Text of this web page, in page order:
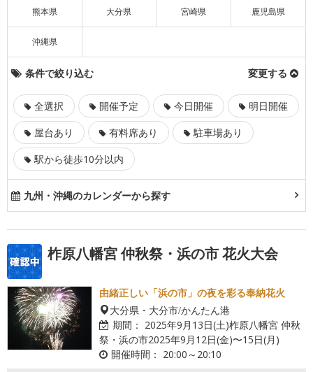
熊本県 大分県 宮崎県 鹿児島県
沖縄県
条件で絞り込む 変更する
全選択 開催予定 今日開催
明日開催
屋台あり
有料席あり
駐車場あり
駅から徒歩10分以内
九州・沖縄のカレンダーから探す
柞原八幡宮 仲秋祭・浜の市 花火大会
由緒正しい「浜の市」の夜を彩る奉納花火
大分県・大分市/かんたん港
期間： 2025年9月13日(土)柞原八幡宮 仲秋
祭・浜の市2025年9月12日(金)〜15日(月)
開催時間： 20:00～20:10